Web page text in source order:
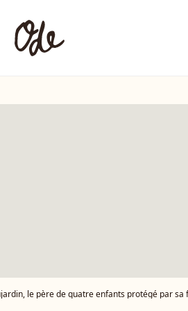
le père de quatre enfants protégé par